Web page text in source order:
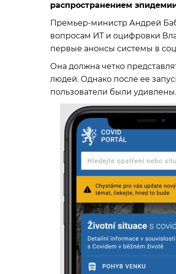
распространением
Премьер-министр Андрей
вопросам ИТ и оцифровки
первые анонсы системы в
Она должна четко
людей. Однако после ее
пользователи были удивлены.